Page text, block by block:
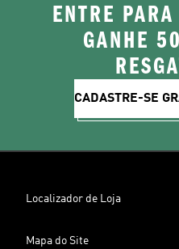
ENTRE
GANHE
CADASTRE-SE
Localizador de Loja
Mapa do Site